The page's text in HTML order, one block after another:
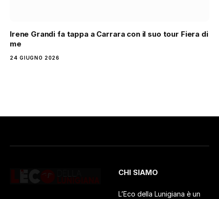
Irene Grandi fa tappa a Carrara con il suo tour Fiera di
me
24 GIUGNO 2026
CHI SIAMO
L’Eco della Lunigiana è un